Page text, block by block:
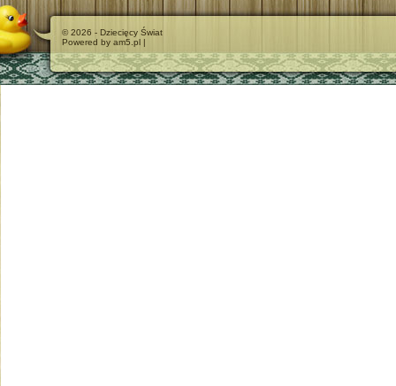
© 2026 - Dziecięcy Świat
Powered by am5.pl |